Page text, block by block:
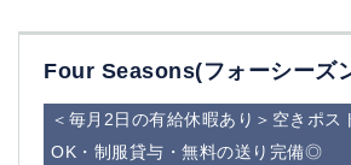
Four Seasons(フォーシーズ
＜毎月2日の有給休暇あり＞空きポス
OK・制服貸与・無料の送り完備◎